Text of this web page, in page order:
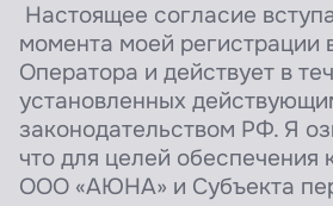
Настоящее согласие
момента моей регистрации
Оператора и действует в
установленных
законодательством РФ. Я
что для целей обеспечения
ООО «АЮНА» и Субъекта